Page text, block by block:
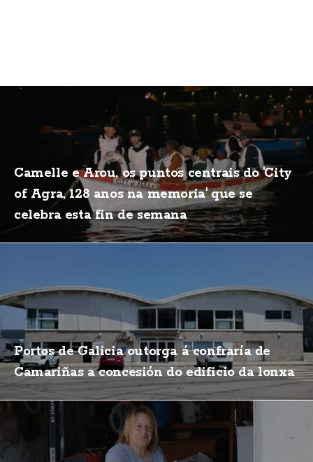
Camelle e Arou, os puntos centrais do 'City
of Agra, 128 anos na memoria' que se
celebra esta fin de semana
Portos de Galicia outorga á confraría de
Camariñas a concesión do edificio da lonxa